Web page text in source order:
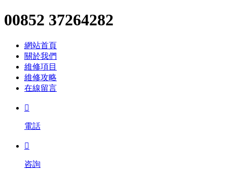
00852 37264282
網站首頁
關於我們
維修項目
維修攻略
在線留言

電話

咨詢